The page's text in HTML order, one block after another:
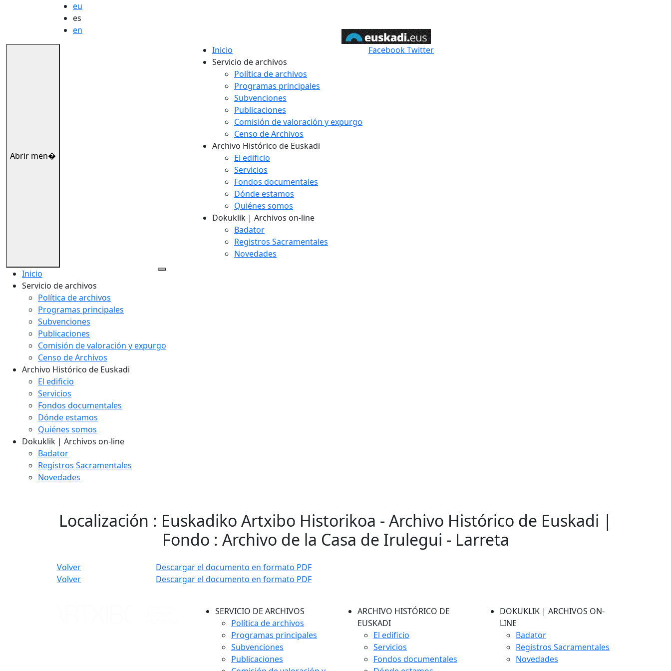
eu
es
en
Abrir men�
Inicio
Servicio de archivos
Política de archivos
Programas principales
Subvenciones
Publicaciones
Comisión de valoración y expurgo
Censo de Archivos
Archivo Histórico de Euskadi
El edificio
Servicios
Fondos documentales
Dónde estamos
Quiénes somos
Dokuklik | Archivos on-line
Badator
Registros Sacramentales
Novedades
FacebookTwitter
Inicio
Servicio de archivos
Política de archivos
Programas principales
Subvenciones
Publicaciones
Comisión de valoración y expurgo
Censo de Archivos
Archivo Histórico de Euskadi
El edificio
Servicios
Fondos documentales
Dónde estamos
Quiénes somos
Dokuklik | Archivos on-line
Badator
Registros Sacramentales
Novedades
Localización : Euskadiko Artxibo Historikoa - Archivo Histórico de Euskadi |
Fondo : Archivo de la Casa de Irulegui - Larreta
Volver
Descargar el documento en formato PDF
Volver
Descargar el documento en formato PDF
SERVICIO DE ARCHIVOS
Política de archivos
Programas principales
Subvenciones
Publicaciones
ARCHIVO HISTÓRICO DE
EUSKADI
El edificio
Servicios
Fondos documentales
DOKUKLIK | ARCHIVOS ON-
LINE
Badator
Registros Sacramentales
Novedades